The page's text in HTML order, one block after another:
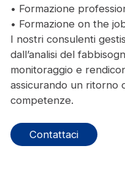
• Formazione
• Formazione on the
I nostri consulenti
dall’analisi del
monitoraggio e
assicurando un ritorno
competenze.
Contattaci